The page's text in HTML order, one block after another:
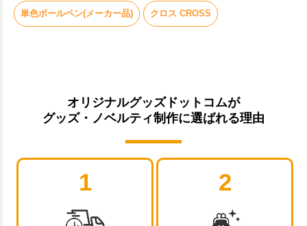
単色ボールペン(メーカー品) クロス CROSS
オリジナルグッズドットコムが
グッズ・ノベルティ制作に選ばれる理由
1 2